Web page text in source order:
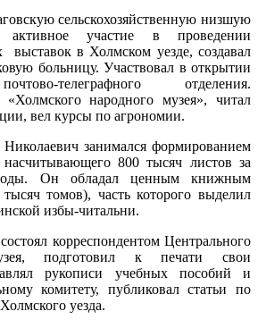
сельскохозяйственную низшую
участие в проведении
выставок в Холмском уезде, создавал
больницу. Участвовал в открытии
телеграфного отделения.
«Холмского народного музея», читал
вел курсы по агрономии.
занимался формированием
насчитывающего 800 тысяч листов за
Он обладал ценным книжным
томов), часть которого выделил
избы-читальни.
корреспондентом Центрального
подготовил к печати свои
рукописи учебных пособий и
комитету, публиковал статьи по
уезда.